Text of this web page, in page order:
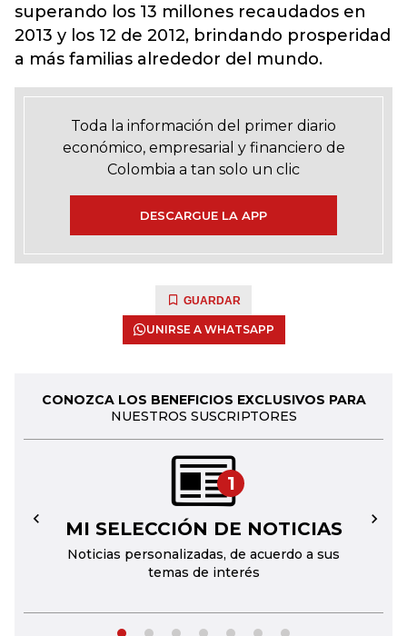
superando los 13 millones recaudados en
2013 y los 12 de 2012, brindando prosperidad
a más familias alrededor del mundo.
Toda la información del primer diario
económico, empresarial y financiero de
Colombia a tan solo un clic
DESCARGUE LA APP
GUARDAR
UNIRSE A WHATSAPP
CONOZCA LOS BENEFICIOS EXCLUSIVOS PARA
NUESTROS SUSCRIPTORES
1
MI SELECCIÓN DE NOTICIAS
Noticias personalizadas, de acuerdo a sus
temas de interés
← →